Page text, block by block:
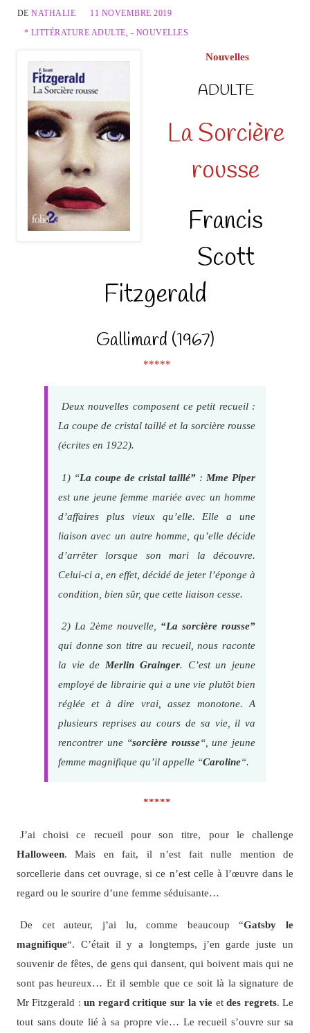
DENATHALIE
11 NOVEMBRE 2019
* LITTÉRATURE ADULTE, - NOUVELLES
Nouvelles
ADULTE
La Sorcière
rousse
Francis
Scott
Fitzgerald
Gallimard (1967)
*****
Deux nouvelles composent ce petit recueil :
La coupe de cristal taillé et la sorcière rousse
(écrites en 1922).
1) “La coupe de cristal taillé” : Mme Piper
est une jeune femme mariée avec un homme
d’affaires plus vieux qu’elle. Elle a une
liaison avec un autre homme, qu’elle décide
d’arrêter lorsque son mari la découvre.
Celui-ci a, en effet, décidé de jeter l’éponge à
condition, bien sûr, que cette liaison cesse.
2) La 2ème nouvelle, “La sorcière rousse”
qui donne son titre au recueil, nous raconte
la vie de Merlin Grainger. C’est un jeune
employé de librairie qui a une vie plutôt bien
réglée et à dire vrai, assez monotone. A
plusieurs reprises au cours de sa vie, il va
rencontrer une “sorcière rousse“, une jeune
femme magnifique qu’il appelle “Caroline“.
*****
J’ai choisi ce recueil pour son titre, pour le challenge
Halloween. Mais en fait, il n’est fait nulle mention de
sorcellerie dans cet ouvrage, si ce n’est celle à l’œuvre dans le
regard ou le sourire d’une femme séduisante…
De cet auteur, j’ai lu, comme beaucoup “Gatsby le
magnifique“. C’était il y a longtemps, j’en garde juste un
souvenir de fêtes, de gens qui dansent, qui boivent mais qui ne
sont pas heureux… Et il semble que ce soit là la signature de
Mr Fitzgerald :un regard critique sur la vie etdes regrets. Le
tout sans doute lié à sa propre vie… Le recueil s’ouvre sur sa